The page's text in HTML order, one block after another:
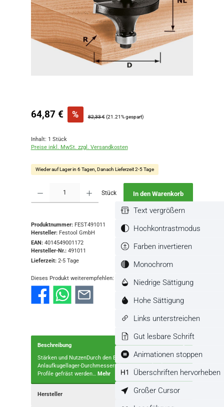
Verkaufspreis:
64,87 € % Regulärer Preis:
82,33 € (21.21% gespart)
Inhalt: 1 Stück
Preise inkl. MwSt. zzgl. Versandkosten
Wieder auf Lager in 6 Tagen, Danach Lieferzeit 2-5 Tage
Stück In den Warenkorb
Produktnummer: FEST491011
Hersteller: Festool GmbH
EAN: 4014549001172
Hersteller-Nr.: 491011
Lieferzeit: 2-5 Tage
Dieses Produkt weiterempfehlen:
Beschreibung
Stärken und NutzenDurch den Einsatz von verschieden
Anlaufkugellager-Durchmessern können verschiedene
Profile gefräst werden… Mehr
Hersteller
Text vergrößern
Hochkontrastmodus
Farben invertieren
Monochrom
Niedrige Sättigung
Hohe Sättigung
Links unterstreichen
Gut lesbare Schrift
Animationen stoppen
Überschriften hervorheben
Großer Cursor